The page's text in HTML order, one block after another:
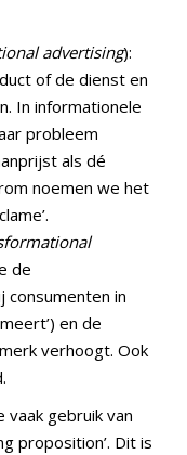
advertising):
of de dienst en
In informationele
probleem
als dé
noemen we het
de
consumenten in
en de
verhoogt. Ook
vaak gebruik van
proposition’. Dit is